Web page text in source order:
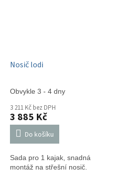
Nosič lodi
Obvykle 3 - 4 dny
3 211 Kč bez DPH
3 885 Kč
Do košíku
Sada pro 1 kajak, snadná
montáž na střešní nosič.